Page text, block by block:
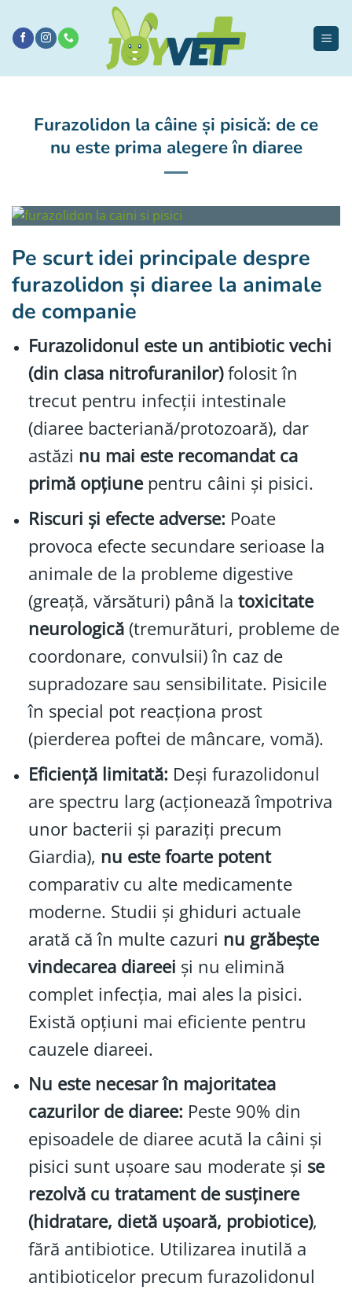
conținut
Furazolidon la câine și pisică: de ce
nu este prima alegere în diaree
Pe scurt idei principale despre
furazolidon și diaree la animale
de companie
Furazolidonul este un antibiotic vechi
(din clasa nitrofuranilor)folosit în
trecut pentru infecții intestinale
(diaree bacteriană/protozoară), dar
astăzi nu mai este recomandat ca
primă opțiunepentru câini și pisici.
Riscuri și efecte adverse: Poate
provoca efecte secundare serioase la
animale de la probleme digestive
(greață, vărsături) până la toxicitate
neurologică(tremurături, probleme de
coordonare, convulsii) în caz de
supradozare sau sensibilitate. Pisicile
în special pot reacționa prost
(pierderea poftei de mâncare, vomă).
Eficiență limitată: Deși furazolidonul
are spectru larg (acționează împotriva
unor bacterii și paraziți precum
Giardia), nu este foarte potent
comparativ cu alte medicamente
moderne. Studii și ghiduri actuale
arată că în multe cazuri nu grăbește
vindecarea diareei și nu elimină
complet infecția, mai ales la pisici.
Există opțiuni mai eficiente pentru
cauzele diareei.
Nu este necesar în majoritatea
cazurilor de diaree: Peste 90% din
episoadele de diaree acută la câini și
pisici sunt ușoare sau moderate și se
rezolvă cu tratament de susținere
(hidratare, dietă ușoară, probiotice),
fără antibiotice. Utilizarea inutilă a
antibioticelor precum furazolidonul